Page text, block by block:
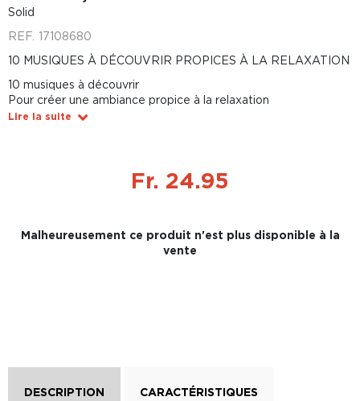
Solid
REF. 17108680
10 MUSIQUES À DÉCOUVRIR PROPICES À LA RELAXATION
10 musiques à découvrir
Pour créer une ambiance propice à la relaxation
Lire la suite
Fr. 24.95
Malheureusement ce produit n'est plus disponible à la
vente
DESCRIPTION CARACTÉRISTIQUES